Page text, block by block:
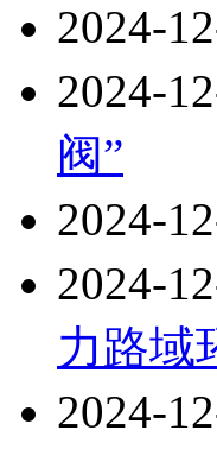
2024-
2024-
阀”
2024-
2024-
力路域
2024-